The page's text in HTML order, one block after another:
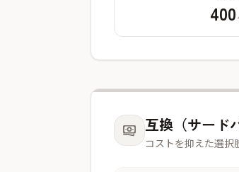
400
互換（サード
コストを抑えた選択